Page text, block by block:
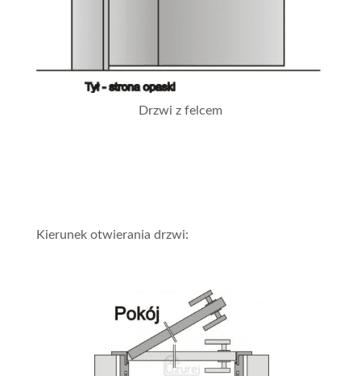
Drzwi z felcem
Kierunek otwierania drzwi: